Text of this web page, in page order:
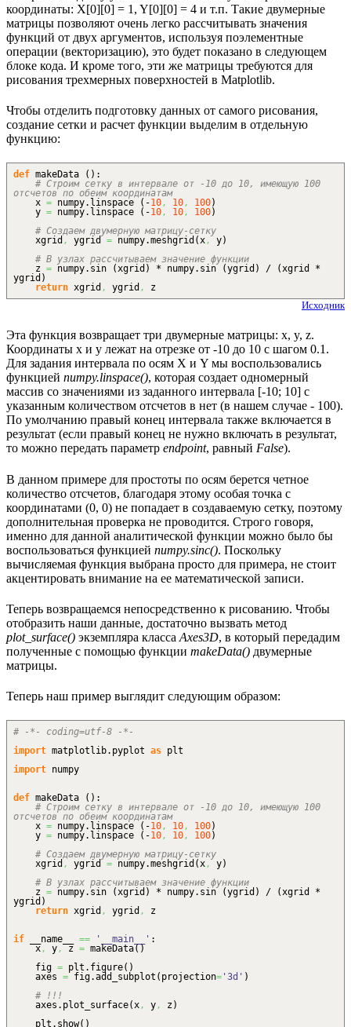
координаты: X[0][0] = 1, Y[0][0] = 4 и т.п. Такие двумерные
матрицы позволяют очень легко рассчитывать значения
функций от двух аргументов, используя поэлементные
операции (векторизацию), это будет показано в следующем
блоке кода. И кроме того, эти же матрицы требуются для
рисования трехмерных поверхностей в Matplotlib.
Чтобы отделить подготовку данных от самого рисования,
создание сетки и расчет функции выделим в отдельную
функцию:
def makeData ( ) :
# Строим сетку в интервале от -10 до 10, имеющую 100
отсчетов по обеим координатам
x = numpy. linspace ( -10, 10, 100)
y = numpy. linspace ( -10, 10, 100)
# Создаем двумерную матрицу-сетку
xgrid , ygrid = numpy.meshgrid (x, y)
# В узлах рассчитываем значение функции
z = numpy. sin (xgrid ) * numpy. sin (ygrid ) / (xgrid *
ygrid )
return xgrid , ygrid , z
Исходник
Эта функция возвращает три двумерные матрицы: x, y, z.
Координаты x и y лежат на отрезке от -10 до 10 с шагом 0.1.
Для задания интервала по осям X и Y мы воспользовались
функцией numpy.linspace(), которая создает одномерный
массив со значениями из заданного интервала [-10; 10] с
указанным количеством отсчетов в нет (в нашем случае - 100).
По умолчанию правый конец интервала также включается в
результат (если правый конец не нужно включать в результат,
то можно передать параметр endpoint, равный False).
В данном примере для простоты по осям берется четное
количество отсчетов, благодаря этому особая точка с
координатами (0, 0) не попадает в создаваемую сетку, поэтому
дополнительная проверка не проводится. Строго говоря,
именно для данной аналитической функции можно было бы
воспользоваться функцией numpy.sinc(). Поскольку
вычисляемая функция выбрана просто для примера, не стоит
акцентировать внимание на ее математической записи.
Теперь возвращаемся непосредственно к рисованию. Чтобы
отобразить наши данные, достаточно вызвать метод
plot_surface() экземпляра класса Axes3D, в который передадим
полученные с помощью функции makeData() двумерные
матрицы.
Теперь наш пример выглядит следующим образом:
# -*- coding=utf-8 -*-
import matplotlib. pyplot as plt
import numpy
def makeData ( ) :
# Строим сетку в интервале от -10 до 10, имеющую 100
отсчетов по обеим координатам
x = numpy. linspace ( -10, 10, 100)
y = numpy. linspace ( -10, 10, 100)
# Создаем двумерную матрицу-сетку
xgrid , ygrid = numpy.meshgrid (x, y)
# В узлах рассчитываем значение функции
z = numpy. sin (xgrid ) * numpy. sin (ygrid ) / (xgrid *
ygrid )
return xgrid , ygrid , z
if __name__ == '__main__' :
x, y, z = makeData( )
fig = plt. figure( )
axes = fig.add_subplot ( projection= '3d' )
# !!!
axes. plot_surface(x, y, z )
plt. show( )